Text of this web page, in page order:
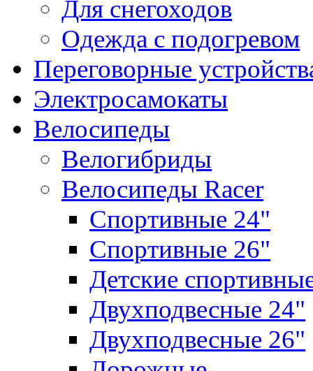
Для снегоходов
Одежда с подогревом
Переговорные
Электросамокаты
Велосипеды
Велогибриды
Велосипеды Racer
Спортивные 24"
Спортивные 26"
Детские
Двухподвесные 24"
Двухподвесные 26"